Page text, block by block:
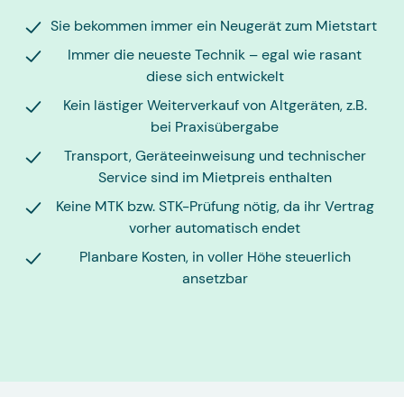
Sie bekommen immer ein Neugerät zum Mietstart
Immer die neueste Technik – egal wie rasant
diese sich entwickelt
Kein lästiger Weiterverkauf von Altgeräten, z.B.
bei Praxisübergabe
Transport, Geräteeinweisung und technischer
Service sind im Mietpreis enthalten
Keine MTK bzw. STK-Prüfung nötig, da ihr Vertrag
vorher automatisch endet
Planbare Kosten, in voller Höhe steuerlich
ansetzbar